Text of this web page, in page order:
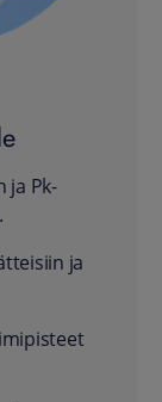
ja Pk-
ja